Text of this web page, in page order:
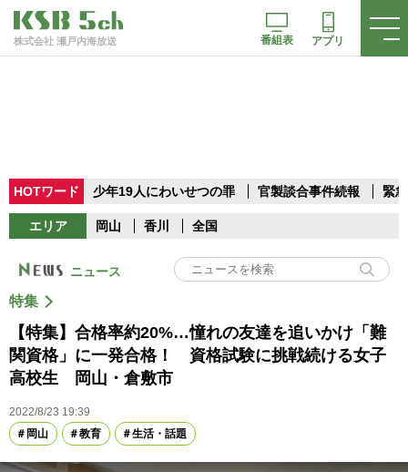
株式会社 瀬戸内海放送 番組表 アプリ
HOTワード 少年19人にわいせつの罪 官製談合事件続報 緊
エリア 岡山 香川 全国
ニュース
特集
【特集】合格率約20%…憧れの友達を追いかけ「難
関資格」に一発合格！ 資格試験に挑戦続ける女子
高校生 岡山・倉敷市
2022/8/23 19:39
岡山
教育 生活・話題